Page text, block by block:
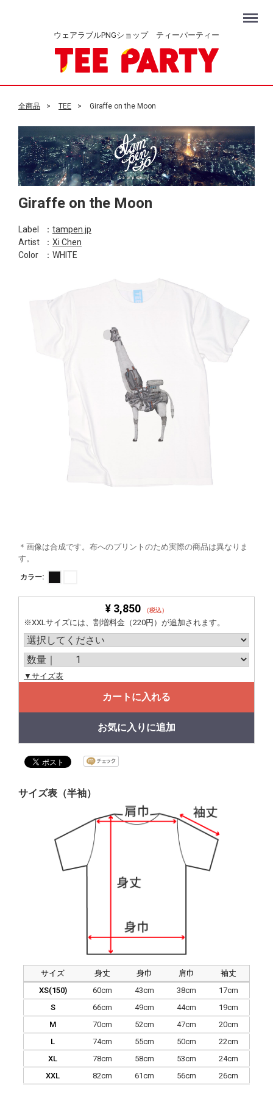
ウェアラブルPNGショップ ティーパーティー
Menu
全商品 TEE Giraffe on the Moon
Giraffe on the Moon
Label ： tampen.jp
Artist
： Xi Chen
Color
：WHITE
＊画像は合成です。布へのプリントのため実際の商品は異なりま
す。
カラー:
¥ 3,850 （税込）
※XXLサイズには、割増料金（220円）が追加されます。
▼サイズ表
カートに入れる
お気に入りに追加
サイズ表（半袖）
サイズ 身丈 身巾 肩巾
袖丈
XS(150)
60cm 43cm 38cm
17cm
S
66cm 49cm 44cm
19cm
M
70cm 52cm 47cm
20cm
L
74cm 55cm 50cm
22cm
XL
78cm 58cm 53cm
24cm
XXL
82cm 61cm 56cm 26cm